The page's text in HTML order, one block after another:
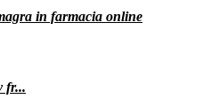
in farmacia online
fr...